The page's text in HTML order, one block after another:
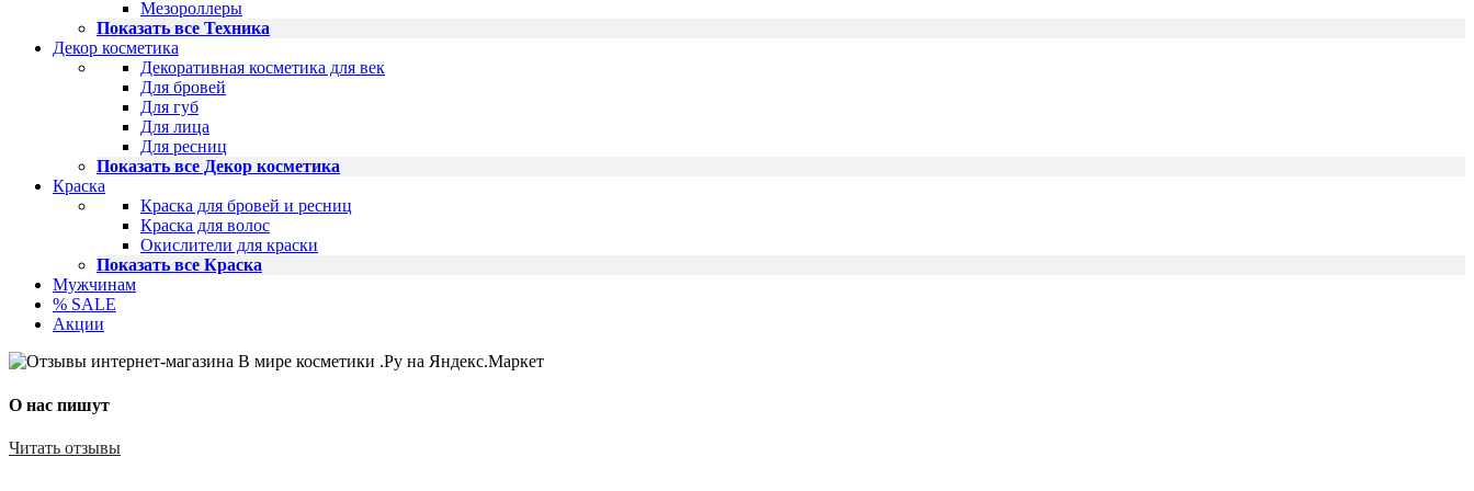
Мезороллеры
Показать все Техника
Декор косметика
Декоративная косметика для век
Для бровей
Для губ
Для лица
Для ресниц
Показать все Декор косметика
Краска
Краска для бровей и ресниц
Краска для волос
Окислители для краски
Показать все Краска
Мужчинам
% SALE
Акции
О нас пишут
Читать отзывы